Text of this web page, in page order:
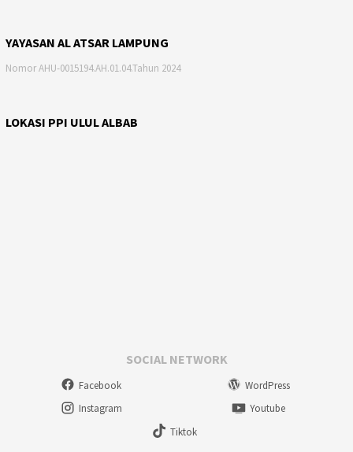
YAYASAN AL ATSAR LAMPUNG
Nomor AHU-0015194.AH.01.04.Tahun 2024
LOKASI PPI ULUL ALBAB
SOCIAL NETWORK
Facebook
WordPress
Instagram
Youtube
Tiktok